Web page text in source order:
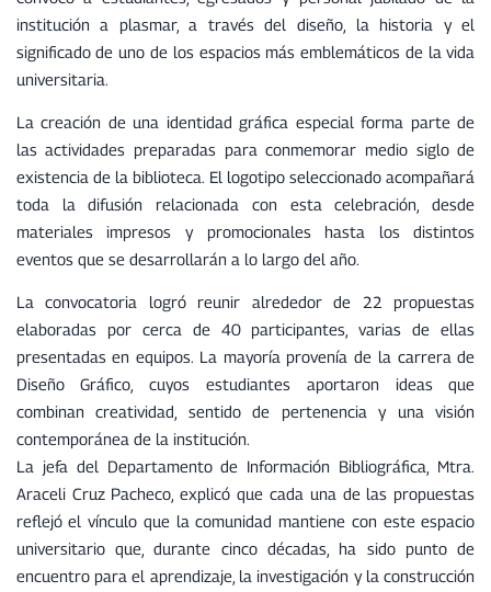
institución a plasmar, a través del diseño, la historia y el
significado de uno de los espacios más emblemáticos de la vida
universitaria.
La creación de una identidad gráfica especial forma parte de
las actividades preparadas para conmemorar medio siglo de
existencia de la biblioteca. El logotipo seleccionado acompañará
toda la difusión relacionada con esta celebración, desde
materiales impresos y promocionales hasta los distintos
eventos que se desarrollarán a lo largo del año.
La convocatoria logró reunir alrededor de 22 propuestas
elaboradas por cerca de 40 participantes, varias de ellas
presentadas en equipos. La mayoría provenía de la carrera de
Diseño Gráfico, cuyos estudiantes aportaron ideas que
combinan creatividad, sentido de pertenencia y una visión
contemporánea de la institución.
La jefa del Departamento de Información Bibliográfica, Mtra.
Araceli Cruz Pacheco, explicó que cada una de las propuestas
reflejó el vínculo que la comunidad mantiene con este espacio
universitario que, durante cinco décadas, ha sido punto de
encuentro para el aprendizaje, la investigación y la construcción